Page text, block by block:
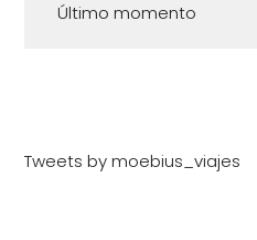
Último momento
Tweets by moebius_viajes